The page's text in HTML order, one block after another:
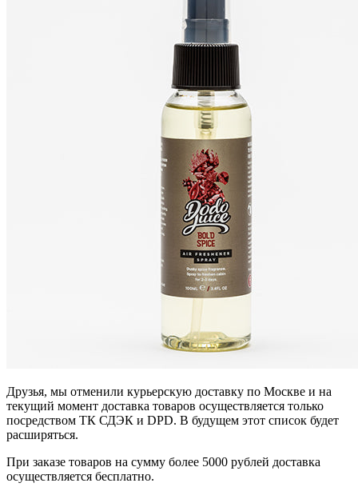
Друзья, мы отменили курьерскую доставку по Москве и на
текущий момент доставка товаров осуществляется только
посредством ТК СДЭК и DPD. В будущем этот список будет
расширяться.
При заказе товаров на сумму более 5000 рублей доставка
осуществляется бесплатно.